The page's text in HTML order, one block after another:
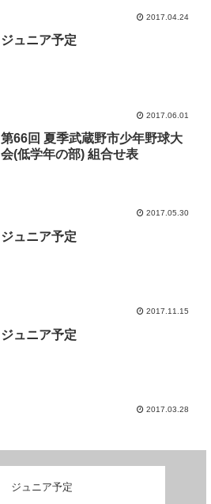
2017.04.24
ジュニア予定
2017.06.01
第66回 夏季武蔵野市少年野球大
会(低学年の部) 組合せ表
2017.05.30
ジュニア予定
2017.11.15
ジュニア予定
2017.03.28
ジュニア予定